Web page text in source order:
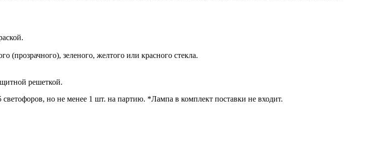
(прозрачного), зеленого, желтого или красного стекла.
решеткой.
но не менее 1 шт. на партию. *Лампа в комплект поставки не входит.